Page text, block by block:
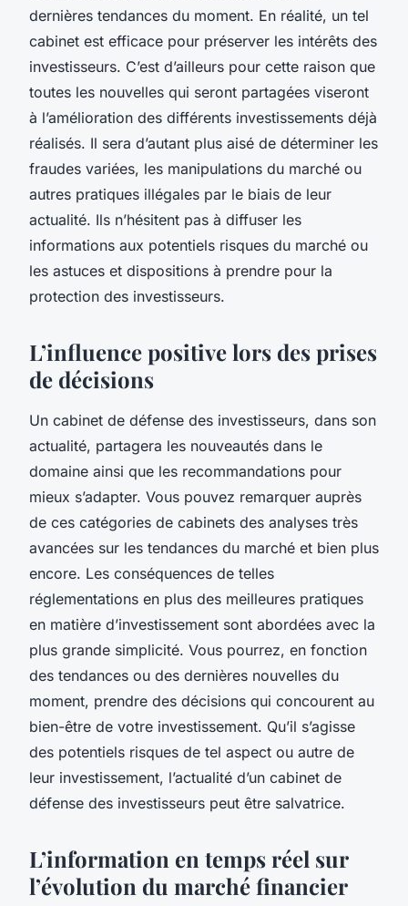
dernières tendances du moment. En réalité, un tel
cabinet est efficace pour préserver les intérêts des
investisseurs. C’est d’ailleurs pour cette raison que
toutes les nouvelles qui seront partagées viseront
à l’amélioration des différents investissements déjà
réalisés. Il sera d’autant plus aisé de déterminer les
fraudes variées, les manipulations du marché ou
autres pratiques illégales par le biais de leur
actualité. Ils n’hésitent pas à diffuser les
informations aux potentiels risques du marché ou
les astuces et dispositions à prendre pour la
protection des investisseurs.
L’influence positive lors des prises
de décisions
Un cabinet de défense des investisseurs, dans son
actualité, partagera les nouveautés dans le
domaine ainsi que les recommandations pour
mieux s’adapter. Vous pouvez remarquer auprès
de ces catégories de cabinets des analyses très
avancées sur les tendances du marché et bien plus
encore. Les conséquences de telles
réglementations en plus des meilleures pratiques
en matière d’investissement sont abordées avec la
plus grande simplicité. Vous pourrez, en fonction
des tendances ou des dernières nouvelles du
moment, prendre des décisions qui concourent au
bien-être de votre investissement. Qu’il s’agisse
des potentiels risques de tel aspect ou autre de
leur investissement, l’actualité d’un cabinet de
défense des investisseurs peut être salvatrice.
L’information en temps réel sur
l’évolution du marché financier